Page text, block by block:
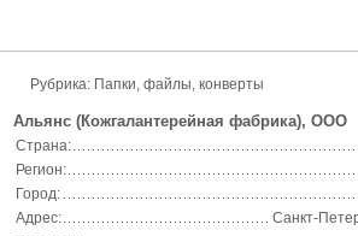
Рубрика: Папки, файлы, конверты
Альянс (Кожгалантерейная фабрика), ООО
Страна:
Регион:
Город:
Адрес:
Санкт-